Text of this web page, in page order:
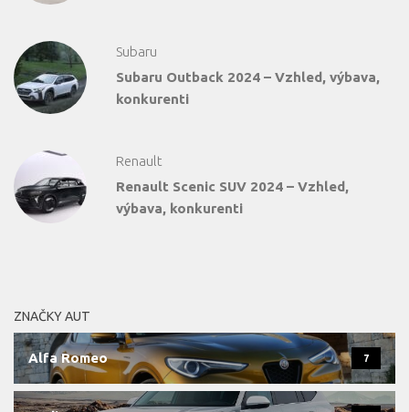
Subaru
Subaru Outback 2024 – Vzhled, výbava,
konkurenti
Renault
Renault Scenic SUV 2024 – Vzhled,
výbava, konkurenti
ZNAČKY AUT
Alfa Romeo 7